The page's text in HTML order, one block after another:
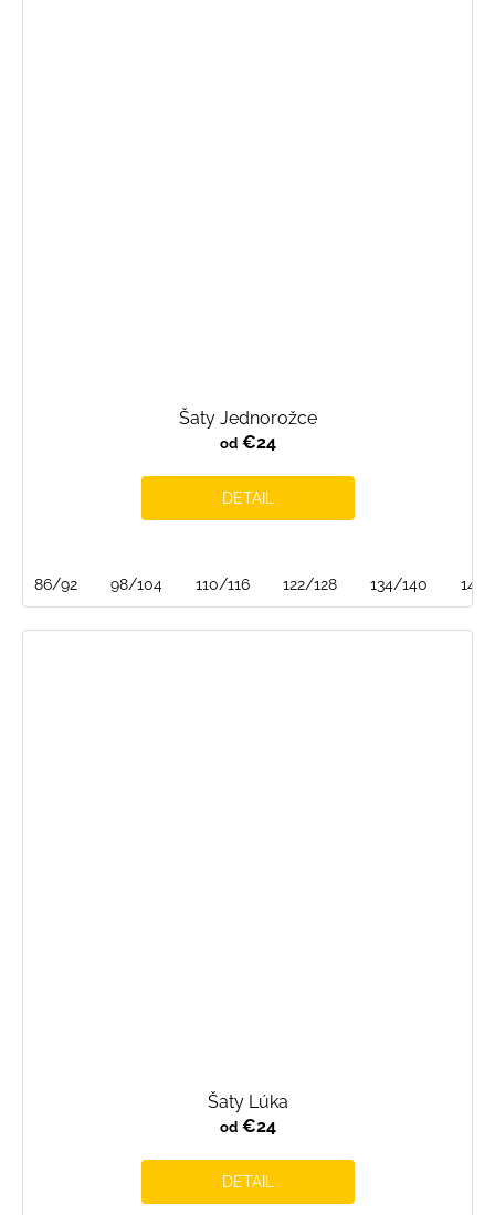
Šaty Jednorožce
od€24
DETAIL
86/92 98/104 110/116 122/128 134/140 146/
Šaty Lúka
od€24
DETAIL